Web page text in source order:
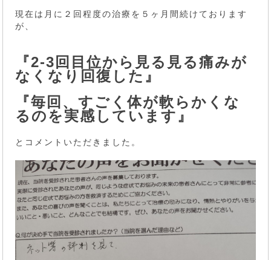
現在は月に２回程度の治療を５ヶ月間続けております
が、
『2-3回目位から見る見る痛みが
なくなり回復した』
『毎回、すごく体が軟らかくな
るのを実感しています』
とコメントいただきました。